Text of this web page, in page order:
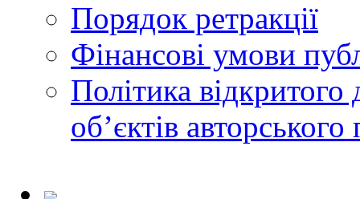
Порядок ретракції
Фінансові умови
Політика
обʼєктів авторського